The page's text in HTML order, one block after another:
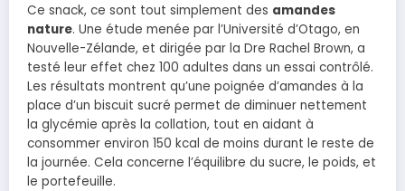
Ce snack, ce sont tout simplement des amandes
nature. Une étude menée par l’Université d’Otago, en
Nouvelle-Zélande, et dirigée par la Dre Rachel Brown, a
testé leur effet chez 100 adultes dans un essai contrôlé.
Les résultats montrent qu’une poignée d’amandes à la
place d’un biscuit sucré permet de diminuer nettement
la glycémie après la collation, tout en aidant à
consommer environ 150 kcal de moins durant le reste de
la journée. Cela concerne l’équilibre du sucre, le poids, et
le portefeuille.